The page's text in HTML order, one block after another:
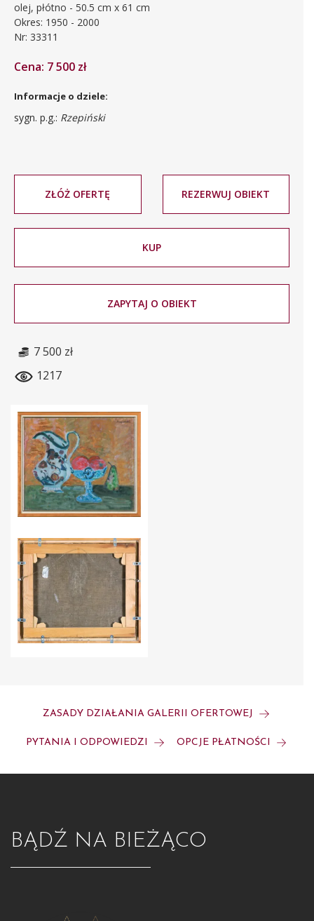
olej, płótno - 50.5 cm x 61 cm
Okres: 1950 - 2000
Nr: 33311
Cena: 7 500 zł
Informacje o dziele:
sygn. p.g.: Rzepiński
ZŁÓŻ OFERTĘ REZERWUJ OBIEKT
KUP
ZAPYTAJ O OBIEKT
7 500 zł
1217
ZASADY DZIAŁANIA GALERII OFERTOWEJ
PYTANIA I ODPOWIEDZI OPCJE PŁATNOŚCI
BĄDŹ NA BIEŻĄCO